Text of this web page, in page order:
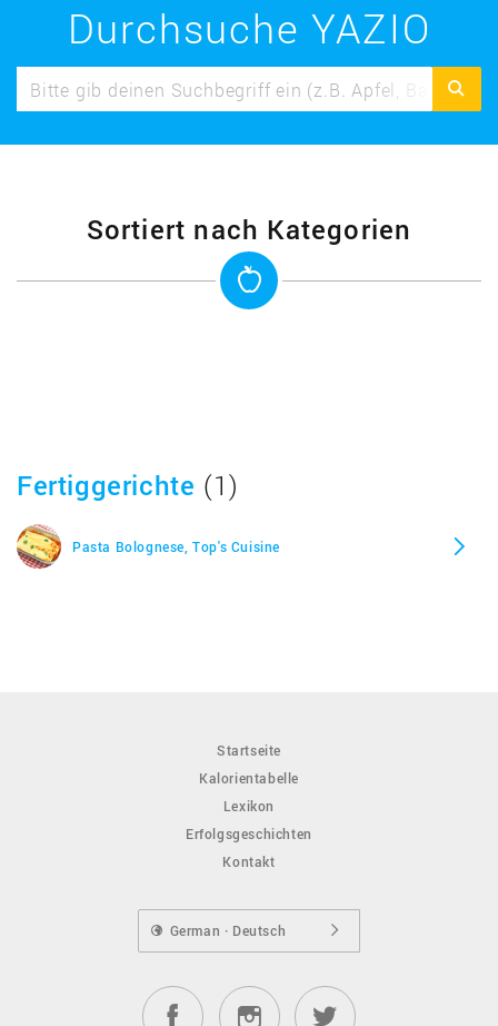
Durchsuche YAZIO
Sortiert nach Kategorien
Fertiggerichte (1)
Pasta Bolognese, Top's Cuisine
Startseite
Kalorientabelle
Lexikon
Erfolgsgeschichten
Kontakt
German · Deutsch